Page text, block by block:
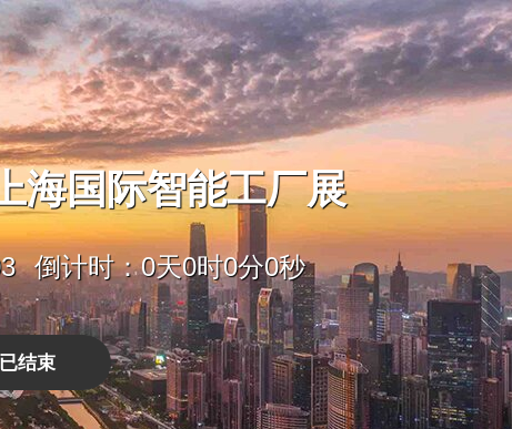
海国际智能工厂展
倒计时：0天0时0分0秒
已结束